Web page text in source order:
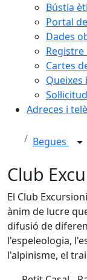
Bústia
Portal
Dades
Cartes
Adreces i
Begues
Club
El Club
ànim de lucre
difusió de
l'espeleologia,
l'alpinisme, el